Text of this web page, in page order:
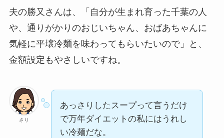
夫の勝又さんは、「自分が生まれ育った千葉の人
や、通りがかりのおじいちゃん、おばあちゃんに
気軽に平壌冷麺を味わってもらいたいので」と、
金額設定もやさしいですね。
さり
あっさりしたスープって言うだけ
で万年ダイエットの私にはうれし
い冷麺だな。